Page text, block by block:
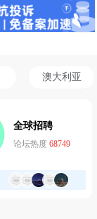
澳大利亚
全球招聘
论坛热度 68749